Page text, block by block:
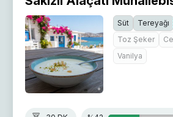
Süt Tereyağı
Toz Şeker
Vanilya